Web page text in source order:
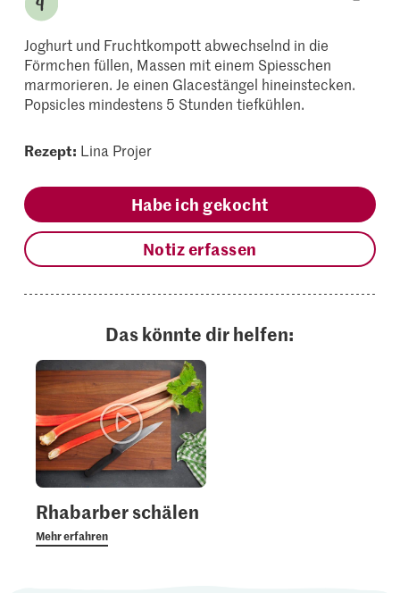
Joghurt und Fruchtkompott abwechselnd in die
Förmchen füllen, Massen mit einem Spiesschen
marmorieren. Je einen Glacestängel hineinstecken.
Popsicles mindestens 5 Stunden tiefkühlen.
Rezept: Lina Projer
Habe ich gekocht
Notiz erfassen
Das könnte dir helfen:
Rhabarber schälen
Mehr erfahren